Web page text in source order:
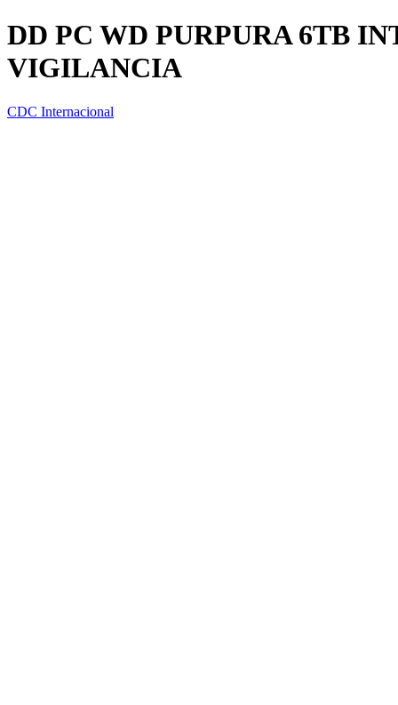
DD PC WD PURPURA 6TB
VIGILANCIA
CDC Internacional